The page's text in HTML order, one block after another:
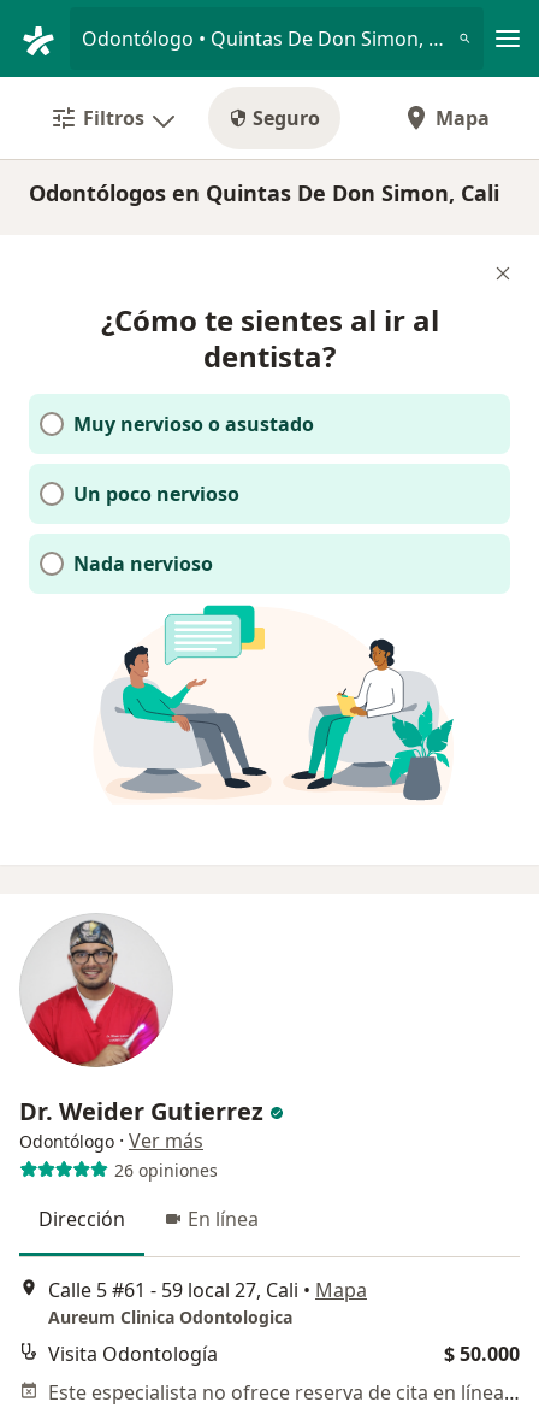
Odontólogo • Quintas De Don Simon, Cali, Valle del Cauca
Filtros Seguro Mapa
Odontólogos en Quintas De Don Simon, Cali
¿Cómo te sientes al ir al
dentista?
Muy nervioso o asustado
Un poco nervioso
Nada nervioso
Dr. Weider Gutierrez
Odontólogo · Ver más
26 opiniones
Dirección En línea
Calle 5 #61 - 59 local 27, Cali • Mapa
Aureum Clinica Odontologica
Visita Odontología
$ 50.000
Este especialista no ofrece reserva de cita en línea en esta dirección.